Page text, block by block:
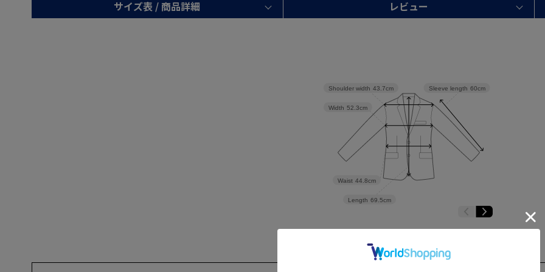
サイズ表 / 商品詳細 レビュー
Sleeve length 60cm
Length 69.5cm
Waist 44.8cm
Width 52.3cm
Shoulder width 43.7cm
A3